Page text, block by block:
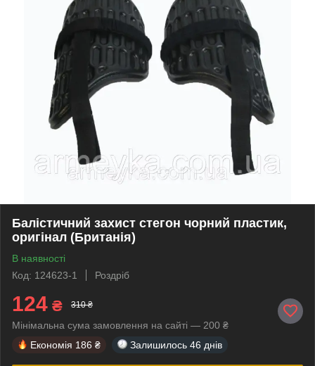
Балістичний захист стегон чорний пластик,
оригінал (Британія)
В наявності
Код: 124623-1
Роздріб
124 ₴ 310 ₴
Мінімальна сума замовлення на сайті — 200 ₴
Економія 186 ₴ Залишилось 46 днів